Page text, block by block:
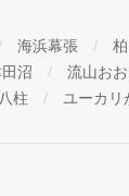
海浜幕張 柏
沼 流山お
八柱 ユーカリ